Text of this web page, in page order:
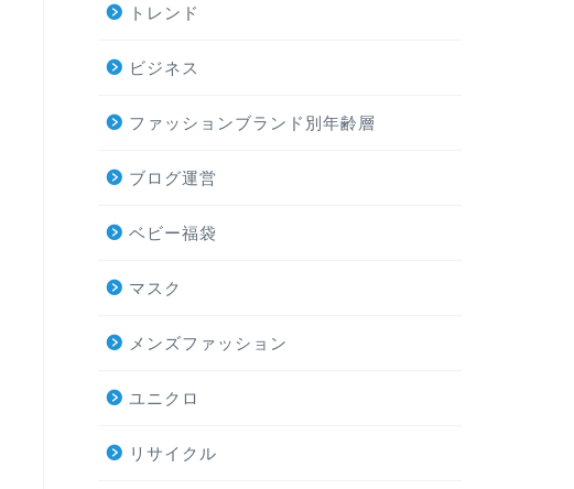
トレンド
ビジネス
ファッションブランド別年齢層
ブログ運営
ベビー福袋
マスク
メンズファッション
ユニクロ
リサイクル